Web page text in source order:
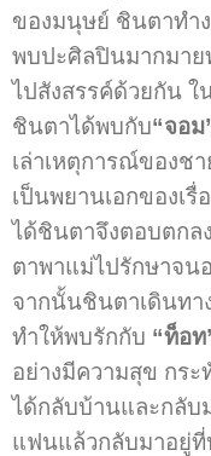
ของมนุษย์ ชินตาทำง
พบปะศิลปินมากมาย
ไปสังสรรค์ด้วยกัน ใ
ชินตาได้พบกับ“จอม
เล่าเหตุการณ์ของช
เป็นพยานเอกของเ
ได้ชินตาจึงตอบตกล
ตาพาแม่ไปรักษาจน
จากนั้นชินตาเดินทา
ทำให้พบรักกับ “ท็อท
อย่างมีความสุข กร
ได้กลับบ้านและกลับ
แฟนแล้วกลับมาอยู่ที่